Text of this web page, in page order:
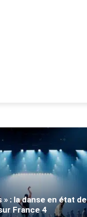
» : la danse en état de
France 4